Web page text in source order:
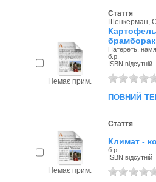
Немає прим.
Стаття
Шенкерман,
Натереть,
б.р.
ISBN відсутній
повний
Немає прим.
Стаття
Климат -
б.р.
ISBN відсутній